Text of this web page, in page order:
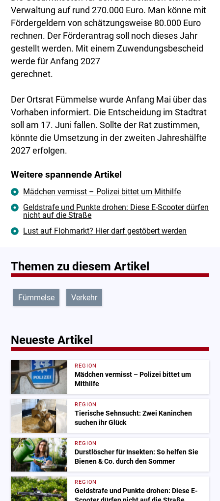
Verwaltung auf rund 270.000 Euro. Man könne mit
Fördergeldern von schätzungsweise 80.000 Euro
rechnen. Der Förderantrag soll noch dieses Jahr
gestellt werden. Mit einem Zuwendungsbescheid
werde für Anfang 2027
gerechnet.
Der Ortsrat Fümmelse wurde Anfang Mai über das
Vorhaben informiert. Die Entscheidung im Stadtrat
soll am 17. Juni fallen. Sollte der Rat zustimmen,
könnte die Umsetzung in der zweiten Jahreshälfte
2027 erfolgen.
Weitere spannende Artikel
Mädchen vermisst – Polizei bittet um Mithilfe
Geldstrafe und Punkte drohen: Diese E-Scooter dürfen
nicht auf die Straße
Lust auf Flohmarkt? Hier darf gestöbert werden
Themen zu diesem Artikel
Fümmelse Verkehr
Neueste Artikel
REGION
Mädchen vermisst – Polizei bittet um
Mithilfe
REGION
Tierische Sehnsucht: Zwei Kaninchen
suchen ihr Glück
REGION
Durstlöscher für Insekten: So helfen Sie
Bienen & Co. durch den Sommer
REGION
Geldstrafe und Punkte drohen: Diese E-